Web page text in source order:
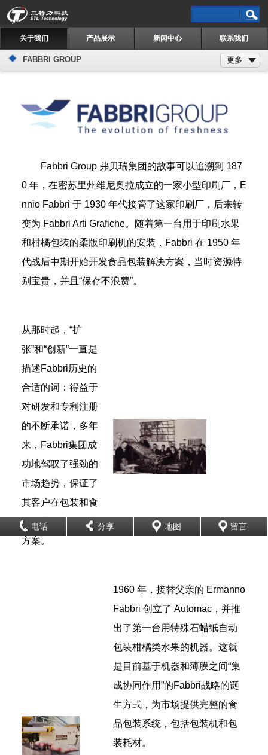
关于我们 产品展示 新闻中心 联系我们
FABBRI GROUP 更多
Fabbri Group 弗贝瑞集团的故事可以追溯到 187
0 年，在密苏里州维尼奥拉成立的一家小型印刷厂，E
nnio Fabbri 于 1930 年代接管了这家印刷厂，后来转
变为 Fabbri Arti Grafiche。随着第一台用于印刷水果
和柑橘包装的柔版印刷机的安装，Fabbri 在 1950 年
代战后中期开始开发食品包装解决方案，当时资源特
别宝贵，并且“保存不浪费”。
从那时起，“扩
张”和“创新”一直是
描述Fabbri历史的
合适的词：得益于
对研发和专利注册
的不断承诺，多年
来，Fabbri集团成
功地驾驭了强劲的
市场趋势，保证了
其客户在包装和食
品包装领域的解决
方案。
1960 年，接替父亲的 Ermanno
Fabbri 创立了 Automac，并推
出了第一台用特殊石蜡纸自动
包装柑橘类水果的机器。这就
是目前基于机器和薄膜之间“集
成协同作用”的Fabbri战略的诞
生方式，为市场提供完整的食
品包装系统，包括包装机和包
装耗材。
电话 分享 地图 留言